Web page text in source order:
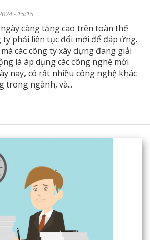
- 15:15
càng tăng cao trên toàn thế
ty phải liên tục đổi mới để đáp ứng.
các công ty xây dựng đang giải
là áp dụng các công nghệ mới
nay, có rất nhiều công nghệ khác
trong ngành, và...